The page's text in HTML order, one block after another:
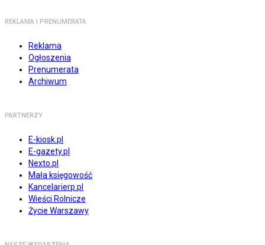
REKLAMA I PRENUMERATA
Reklama
Ogłoszenia
Prenumerata
Archiwum
PARTNERZY
E-kiosk.pl
E-gazety.pl
Nexto.pl
Mała księgowość
Kancelarierp.pl
Wieści Rolnicze
Życie Warszawy